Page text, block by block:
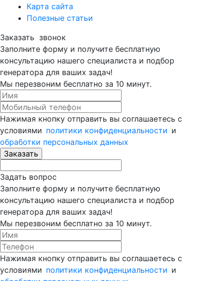
Карта сайта
Полезные статьи
Заказать звонок
Заполните форму и получите бесплатную
консультацию нашего специалиста и подбор
генератора для ваших задач!
Мы перезвоним бесплатно за 10 минут.
Нажимая кнопку отправить вы соглашаетесь с
условиями политики конфиденциальности и
обработки персональных данныx
Задать вопрос
Заполните форму и получите бесплатную
консультацию нашего специалиста и подбор
генератора для ваших задач!
Мы перезвоним бесплатно за 10 минут.
Нажимая кнопку отправить вы соглашаетесь с
условиями политики конфиденциальности и